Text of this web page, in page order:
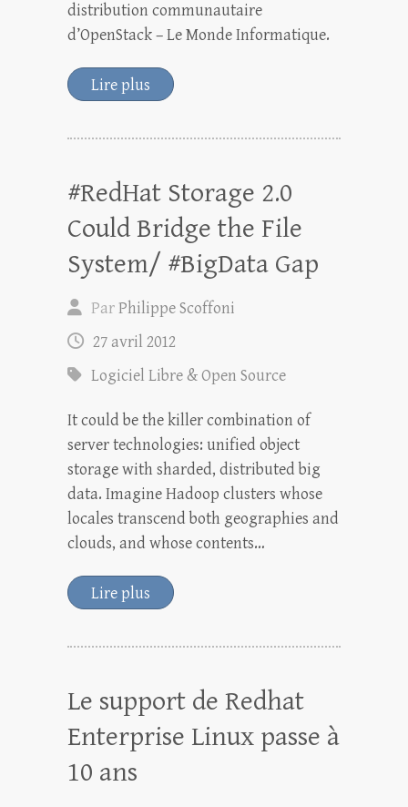
distribution communautaire
d’OpenStack – Le Monde Informatique.
Lire plus
#RedHat Storage 2.0
Could Bridge the File
System/ #BigData Gap
ParPhilippe Scoffoni
27 avril 2012
Logiciel Libre & Open Source
It could be the killer combination of
server technologies: unified object
storage with sharded, distributed big
data. Imagine Hadoop clusters whose
locales transcend both geographies and
clouds, and whose contents…
Lire plus
Le support de Redhat
Enterprise Linux passe à
10 ans